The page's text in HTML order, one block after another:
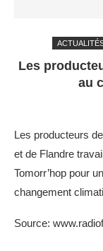
Les
au
Les producteurs
et de Flandre
Tomorr’hop pour
changement
Source: